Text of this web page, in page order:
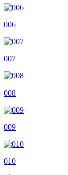
006
007
008
009
010